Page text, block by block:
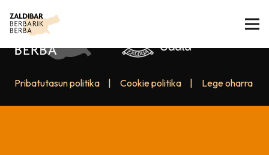
Pribatutasun politika Cookie politika Lege oharra